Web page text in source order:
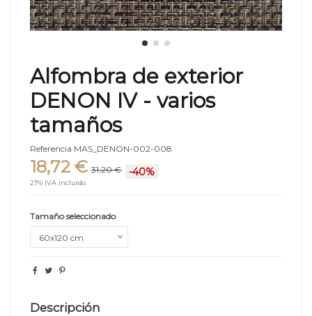
Alfombra de exterior
DENON IV - varios
tamaños
Referencia MAS_DENON-002-008
18,72 € 31,20 € -40%
21% IVA incluido
Tamaño seleccionado
Descripción